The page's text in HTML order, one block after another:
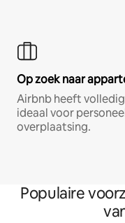
Op zoek naar
Airbnb heeft
ideaal voor
overplaatsing.
Populaire